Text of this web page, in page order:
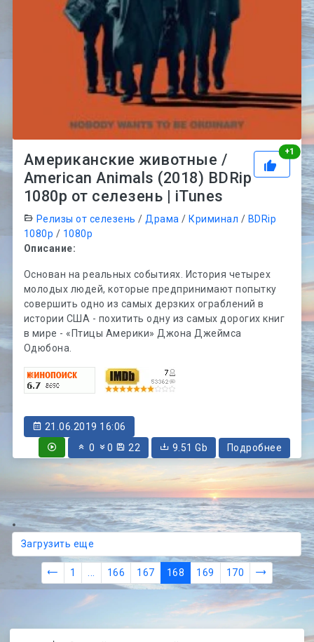
+1
Американские животные /
American Animals (2018) BDRip
1080p от селезень | iTunes
Релизы от селезень /Драма / Криминал / BDRip
1080p / 1080p
Описание:
Основан на реальных событиях. История четырех
молодых людей, которые предпринимают попытку
совершить одно из самых дерзких ограблений в
истории США - похитить одну из самых дорогих книг
в мире - «Птицы Америки» Джона Джеймса
Одюбона.
21.06.2019 16:06
0
0 22 9.51 Gb Подробнее
Загрузить еще
1 ... 166 167 168 169 170